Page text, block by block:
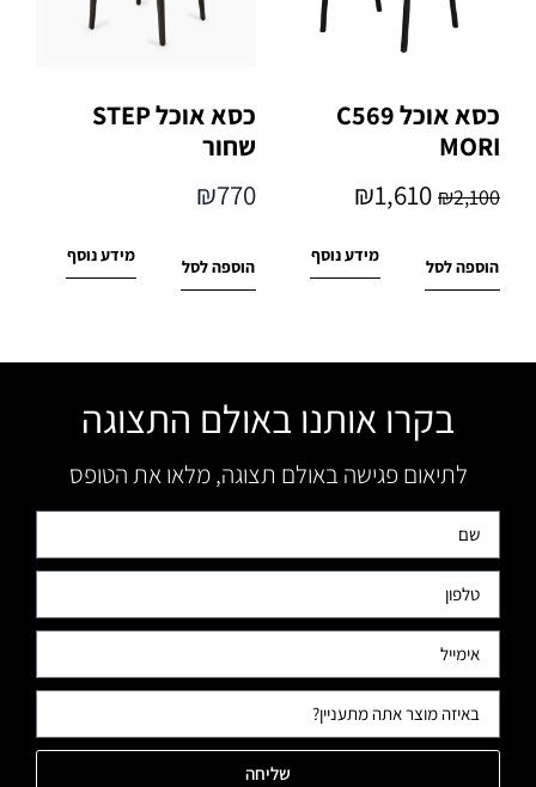
כסא אוכל C569
MORI
₪2,100
₪1,610
הוספה לסל
מידע נוסף
כסא אוכל STEP
שחור
₪770
הוספה לסל
מידע נוסף
בקרו אותנו באולם התצוגה
לתיאום פגישה באולם תצוגה, מלאו את הטופס
שליחה